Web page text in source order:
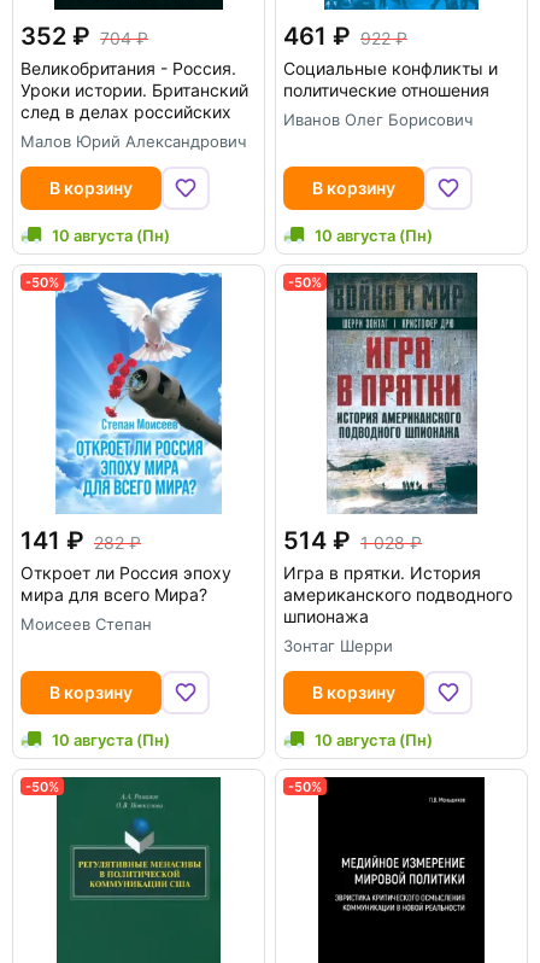
352
704
Великобритания - Россия.
Уроки истории. Британский
след в делах российских
Малов Юрий Александрович
В корзину
10 августа (Пн)
461
922
Социальные конфликты и
политические отношения
Иванов Олег Борисович
В корзину
10 августа (Пн)
-50%
141
282
Откроет ли Россия эпоху
мира для всего Мира?
Моисеев Степан
В корзину
10 августа (Пн)
-50%
514
1 028
Игра в прятки. История
американского подводного
шпионажа
Зонтаг Шерри
В корзину
10 августа (Пн)
-50% -50%